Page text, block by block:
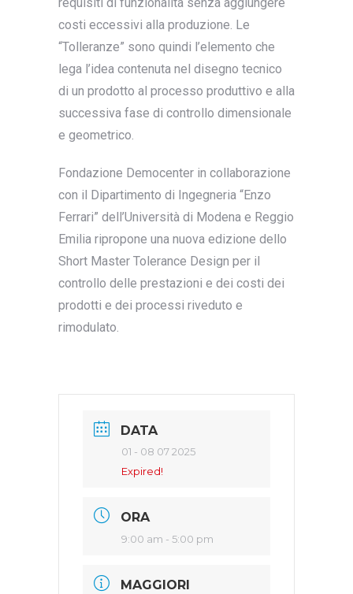
costi eccessivi alla produzione. Le
“Tolleranze” sono quindi l’elemento che
lega l’idea contenuta nel disegno tecnico
di un prodotto al processo produttivo e alla
successiva fase di controllo dimensionale
e geometrico.
Fondazione Democenter in collaborazione
con il Dipartimento di Ingegneria “Enzo
Ferrari” dell’Università di Modena e Reggio
Emilia ripropone una nuova edizione dello
Short Master Tolerance Design per il
controllo delle prestazioni e dei costi dei
prodotti e dei processi riveduto e
rimodulato.
DATA
01 - 08 07 2025
Expired!
ORA
9:00 am - 5:00 pm
MAGGIORI